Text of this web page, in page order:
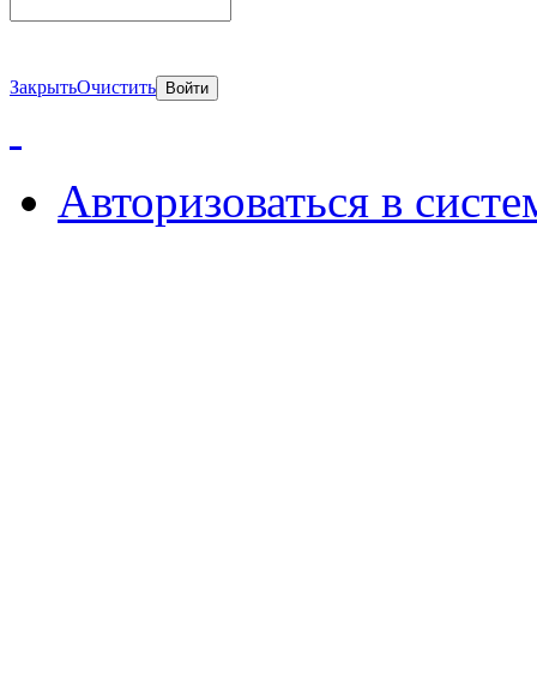
ЗакрытьОчистить
Авторизоваться в